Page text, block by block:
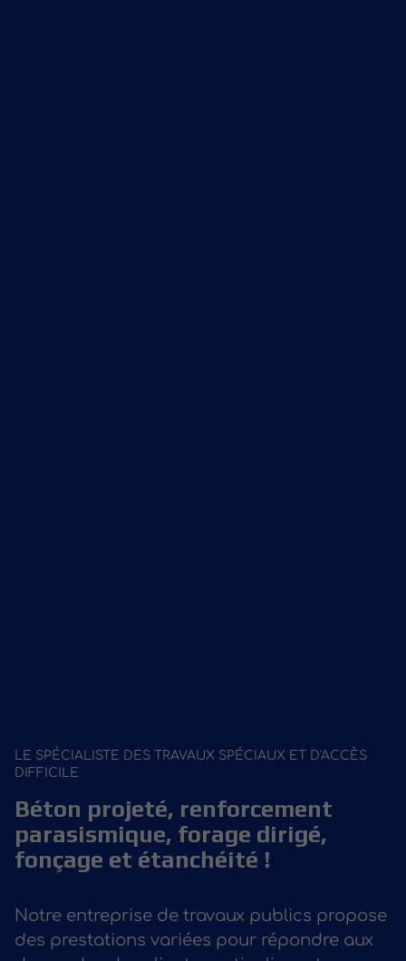
LE SPÉCIALISTE DES TRAVAUX SPÉCIAUX ET D'ACCÈS
DIFFICILE
Béton projeté, renforcement
parasismique, forage dirigé,
fonçage et étanchéité !
Notre entreprise de travaux publics propose
des prestations variées pour répondre aux